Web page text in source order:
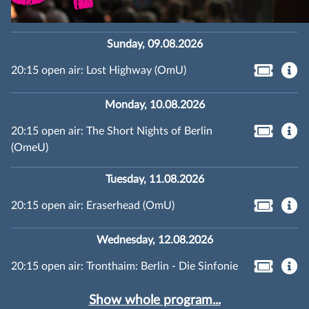
Sunday, 09.08.2026
20:15 open air: Lost Highway (OmU)
Monday, 10.08.2026
20:15 open air: The Short Nights of Berlin
(OmeU)
Tuesday, 11.08.2026
20:15 open air: Eraserhead (OmU)
Wednesday, 12.08.2026
20:15 open air: Tronthaim: Berlin - Die Sinfonie
Show whole program...